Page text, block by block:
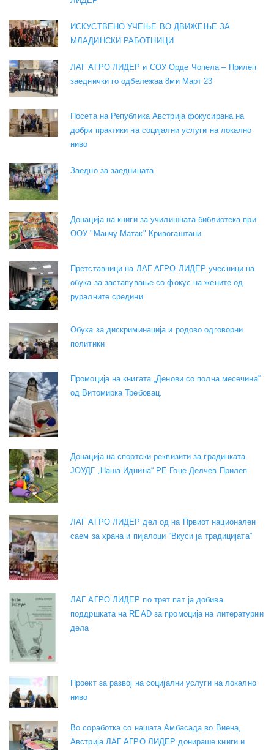
ИСКУСТВЕНО УЧЕЊЕ ВО ДВИЖЕЊЕ ЗА
МЛАДИНСКИ РАБОТНИЦИ
ЛАГ АГРО ЛИДЕР и СОУ Орде Чопела – Прилеп
заеднички го одбележаа 8ми Март 23
Посета на Република Австрија фокусирана на
добри практики на социјални услуги на локално
ниво
Заедно за заедницата
Донација на книги за училишната библиотека при
ООУ "Манчу Матак" Кривогаштани
Претставници на ЛАГ АГРО ЛИДЕР учесници на
обука за застапување со фокус на жените од
руралните средини
Обука за дискриминација и родово одговорни
политики
Промоција на книгата „Денови со полна месечина“
од Витомирка Требовац.
Донација на спортски реквизити за градинката
ЈОУДГ „Наша Иднина“ РЕ Гоце Делчев Прилеп
ЛАГ АГРО ЛИДЕР дел од на Првиот национален
саем за храна и пијалоци “Вкуси ја традицијата”
ЛАГ АГРО ЛИДЕР по трет пат ја добива
поддршката на READ за промоција на литературни
дела
Проект за развој на социјални услуги на локално
ниво
Во соработка со нашата Амбасада во Виена,
Австрија ЛАГ АГРО ЛИДЕР донираше книги и